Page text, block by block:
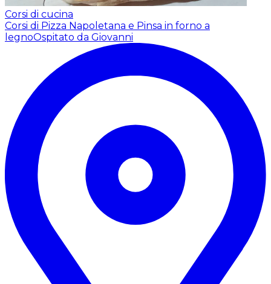
Corsi di cucina
Corsi di Pizza Napoletana e Pinsa in forno a
legnoOspitato da Giovanni